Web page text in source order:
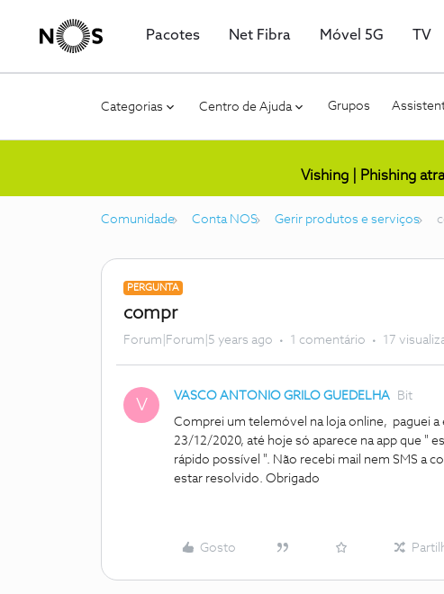
Pacotes Net Fibra Móvel 5G TV
Categorias Centro de Ajuda Grupos
Vishing | Phishing
Comunidade Conta NOS Gerir produtos e serviços
PERGUNTA
compr
Forum|Forum|5 years ago 1 comentário 17
V VASCO ANTONIO GRILO GUEDELHA Bit
Comprei um telemóvel na loja online, paguei
23/12/2020, até hoje só aparece na app que "
rápido possível ". Não recebi mail nem SMS a
estar resolvido. Obrigado
Gosto